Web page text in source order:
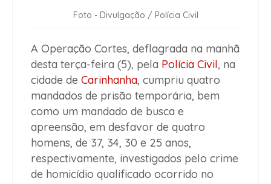
Foto - Divulgação / Polícia Civil
A Operação Cortes, deflagrada na manhã
desta terça-feira (5), pela Polícia Civil, na
cidade de Carinhanha, cumpriu quatro
mandados de prisão temporária, bem
como um mandado de busca e
apreensão, em desfavor de quatro
homens, de 37, 34, 30 e 25 anos,
respectivamente, investigados pelo crime
de homicídio qualificado ocorrido no